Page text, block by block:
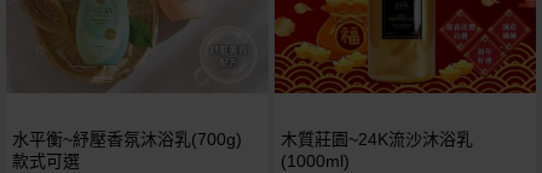
水平衡~紓壓香氛沐浴乳(700g)
款式可選
木質莊園~24K流沙沐浴乳
(1000ml)